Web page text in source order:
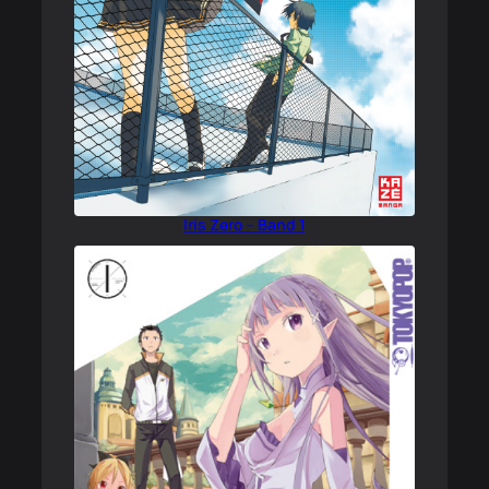
Iris Zero – Band 1